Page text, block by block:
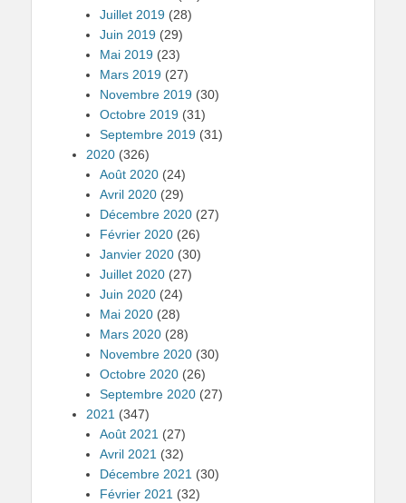
Juillet 2019 (28)
Juin 2019 (29)
Mai 2019 (23)
Mars 2019 (27)
Novembre 2019 (30)
Octobre 2019 (31)
Septembre 2019 (31)
2020 (326)
Août 2020 (24)
Avril 2020 (29)
Décembre 2020 (27)
Février 2020 (26)
Janvier 2020 (30)
Juillet 2020 (27)
Juin 2020 (24)
Mai 2020 (28)
Mars 2020 (28)
Novembre 2020 (30)
Octobre 2020 (26)
Septembre 2020 (27)
2021 (347)
Août 2021 (27)
Avril 2021 (32)
Décembre 2021 (30)
Février 2021 (32)